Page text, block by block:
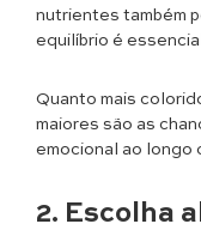
nutrientes também
equilíbrio é
Quanto mais
maiores são as
emocional ao longo
2. Escolha